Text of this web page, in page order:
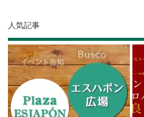
人気記事